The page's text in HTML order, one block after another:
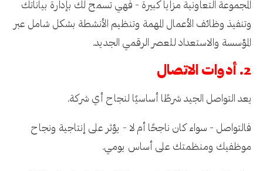
المجموعة التعاونية مزايا كبيرة - فهي تسمح لك بإدارة بياناتك
وتنفيذ وظائف الأعمال المهمة وتنظيم الأنشطة بشكل شامل عبر
المؤسسة والاستعداد للعصر الرقمي الجديد.
2. أدوات الاتصال
يعد التواصل الجيد شرطًا أساسيًا لنجاح أي شركة.
فالتواصل - سواء كان ناجحًا أم لا - يؤثر على إنتاجية ونجاح
موظفيك ومنظمتك على أساس يومي.